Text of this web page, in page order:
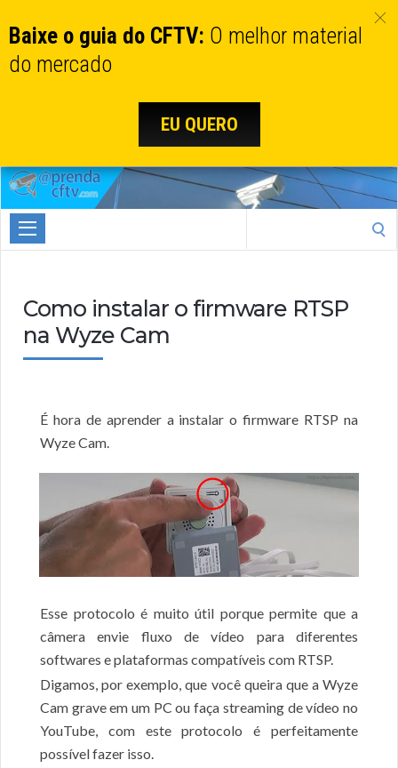
Aprenda
CTFV.com
Como instalar o firmware RTSP
na Wyze Cam
É hora de aprender a instalar o firmware RTSP na
Wyze Cam.
Esse protocolo é muito útil porque permite que a
câmera envie fluxo de vídeo para diferentes
softwares e plataformas compatíveis com RTSP.
Digamos, por exemplo, que você queira que a Wyze
Cam grave em um PC ou faça streaming de vídeo no
YouTube, com este protocolo é perfeitamente
possível fazer isso.
Baixe o guia do CFTV: O melhor material
do mercado
EU QUERO